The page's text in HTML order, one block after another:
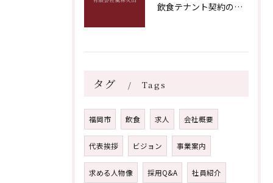
飲食テナント契約のポイントとトラブル回避につながる実践的なチェック項目
タグ Tags
福岡市 飲食 求人 会社概要
代表挨拶 ビジョン 事業案内
求める人物像 採用Q&A 社員紹介